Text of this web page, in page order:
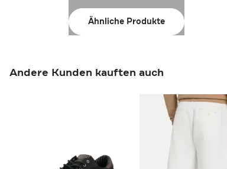
Ähnliche Produkte
Andere Kunden kauften auch